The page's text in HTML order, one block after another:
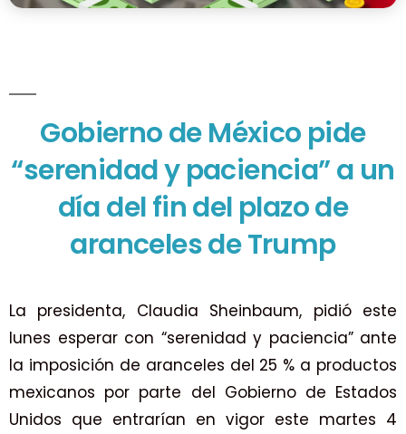
Gobierno de México pide
“serenidad y paciencia” a un
día del fin del plazo de
aranceles de Trump
La presidenta, Claudia Sheinbaum, pidió este
lunes esperar con “serenidad y paciencia” ante
la imposición de aranceles del 25 % a productos
mexicanos por parte del Gobierno de Estados
Unidos que entrarían en vigor este martes 4